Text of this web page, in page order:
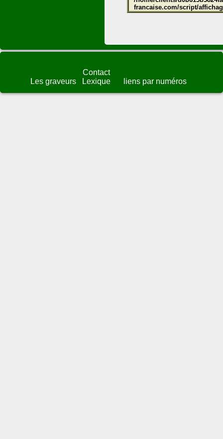
francaise.com/script/
Les graveurs
Contact
Lexique
liens par numéros